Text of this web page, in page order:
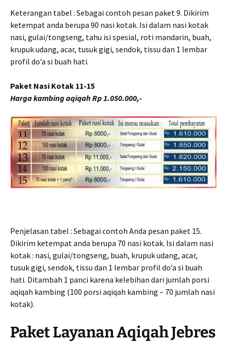
Keterangan tabel : Sebagai contoh pesan paket 9. Dikirim
ketempat anda berupa 90 nasi kotak. Isi dalam nasi kotak
nasi, gulai/tongseng, tahu isi spesial, roti mandarin, buah,
krupuk udang, acar, tusuk gigi, sendok, tissu dan 1 lembar
profil do’a si buah hati.
Paket Nasi Kotak 11-15
Harga kambing aqiqah Rp 1.050.000,-
Penjelasan tabel : Sebagai contoh Anda pesan paket 15.
Dikirim ketempat anda berupa 70 nasi kotak. Isi dalam nasi
kotak : nasi, gulai/tongseng, buah, krupuk udang, acar,
tusuk gigi, sendok, tissu dan 1 lembar profil do’a si buah
hati. Ditambah 1 panci karena kelebihan dari jumlah porsi
aqiqah kambing (100 porsi aqiqah kambing – 70 jumlah nasi
kotak).
Paket Layanan Aqiqah Jebres